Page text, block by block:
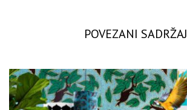
POVEZANI SADRŽAJ